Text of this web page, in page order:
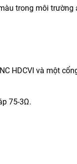
trong môi trường
HDCVI và một
75-3Ω.